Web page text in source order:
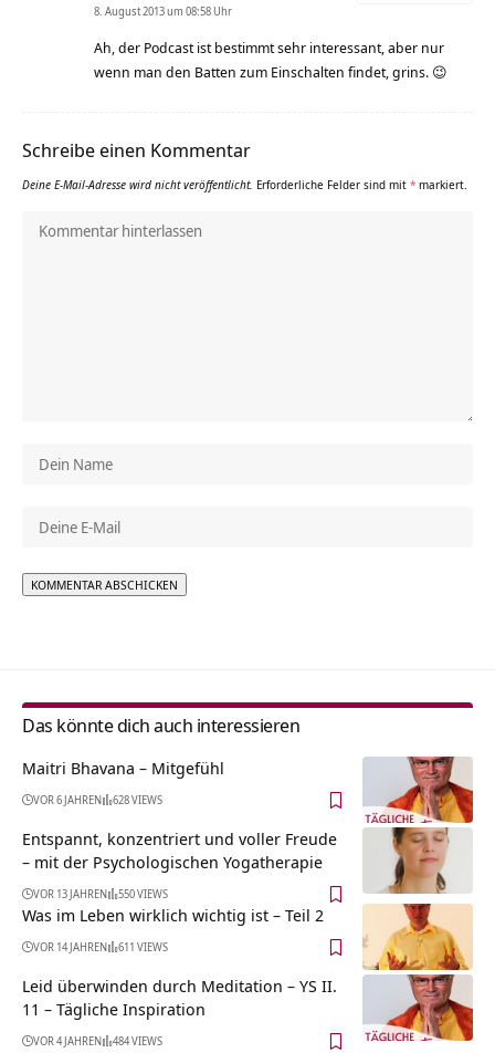
8. August 2013 um 08:58 Uhr
Ah, der Podcast ist bestimmt sehr interessant, aber nur
wenn man den Batten zum Einschalten findet, grins. 😉
Schreibe einen Kommentar
Deine E-Mail-Adresse wird nicht veröffentlicht. Erforderliche Felder sind mit * markiert.
Das könnte dich auch interessieren
Maitri Bhavana – Mitgefühl
VOR 6 JAHREN 628 VIEWS
Entspannt, konzentriert und voller Freude
– mit der Psychologischen Yogatherapie
VOR 13 JAHREN 550 VIEWS
Was im Leben wirklich wichtig ist – Teil 2
VOR 14 JAHREN 611 VIEWS
Leid überwinden durch Meditation – YS II.
11 – Tägliche Inspiration
VOR 4 JAHREN 484 VIEWS